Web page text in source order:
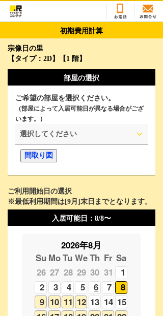
初期費用計算
宗像日の里
【タイプ：2D】【1 階】
部屋の選択
ご希望の部屋を選択ください。
（部屋によって入居可能日が異なる場合がござ
います。）
選択してください
間取り図
ご利用開始日の選択
※最低利用期間は[9月]末日までとなります。
入居可能日： 8/8〜
2026年8月
Tu WeTh Fr Sa
26 27 28 29 30 31
1
6
12 13 14 15
16 17 18 19 20 21 22
23 24 25 26 27 28 29
31 1 2 3
2026年9月
SuMo Tu WeTh Fr Sa